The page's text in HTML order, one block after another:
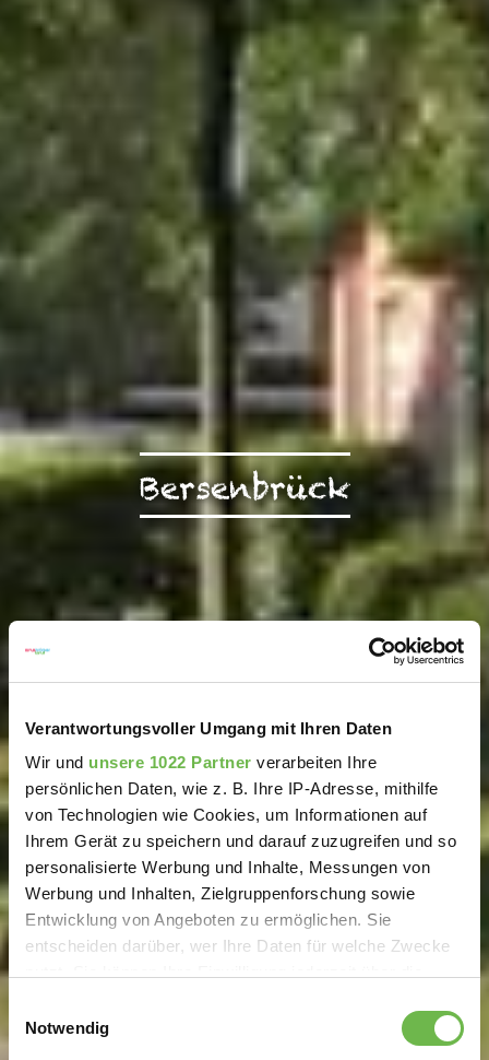
Verantwortungsvoller Umgang mit Ihren Daten
Wir und unsere 1022 Partner verarbeiten Ihre
persönlichen Daten, wie z. B. Ihre IP-Adresse, mithilfe
von Technologien wie Cookies, um Informationen auf
Ihrem Gerät zu speichern und darauf zuzugreifen und so
personalisierte Werbung und Inhalte, Messungen von
Werbung und Inhalten, Zielgruppenforschung sowie
Entwicklung von Angeboten zu ermöglichen. Sie
entscheiden darüber, wer Ihre Daten für welche Zwecke
Trigger Symbol ändern oder widerrufen
Notwendig
Bersenbrück